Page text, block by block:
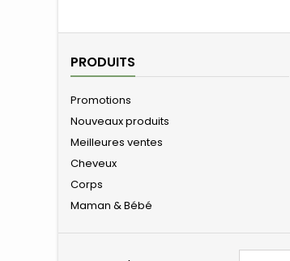
PRODUITS
Promotions
Nouveaux produits
Meilleures ventes
Cheveux
Corps
Maman & Bébé